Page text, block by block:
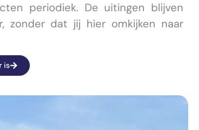
periodiek. De uitingen blijven
zonder dat jij hier omkijken naar
is